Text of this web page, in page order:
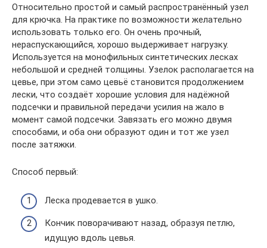
Относительно простой и самый распространённый узел
для крючка. На практике по возможности желательно
использовать только его. Он очень прочный,
нераспускающийся, хорошо выдерживает нагрузку.
Используется на монофильных синтетических лесках
небольшой и средней толщины. Узелок располагается на
цевье, при этом само цевьё становится продолжением
лески, что создаёт хорошие условия для надёжной
подсечки и правильной передачи усилия на жало в
момент самой подсечки. Завязать его можно двумя
способами, и оба они образуют один и тот же узел
после затяжки.
Способ первый:
Леска продевается в ушко.
Кончик поворачивают назад, образуя петлю,
идущую вдоль цевья.